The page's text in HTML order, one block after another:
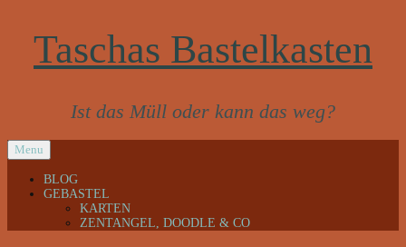
Taschas Bastelkasten
Ist das Müll oder kann das weg?
Menu
CONTENT
BLOG
GEBASTEL
KARTEN
ZENTANGEL, DOODLE & CO